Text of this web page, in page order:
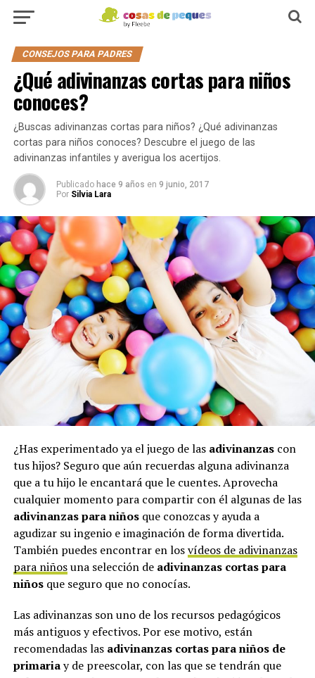
CONSEJOS PARA PADRES
¿Qué adivinanzas cortas para niños
conoces?
¿Buscas adivinanzas cortas para niños? ¿Qué adivinanzas
cortas para niños conoces? Descubre el juego de las
adivinanzas infantiles y averigua los acertijos.
Publicado hace 9 años en 9 junio, 2017
Por Silvia Lara
¿Has experimentado ya el juego de las adivinanzascon
tus hijos? Seguro que aún recuerdas alguna adivinanza
que a tu hijo le encantará que le cuentes. Aprovecha
cualquier momento para compartir con él algunas de las
adivinanzas para niñosque conozcas y ayuda a
agudizar su ingenio e imaginación de forma divertida.
También puedes encontrar en losvídeos de adivinanzas
para niñosuna selección de adivinanzas cortas para
niñosque seguro que no conocías.
Las adivinanzas son uno de los recursos pedagógicos
más antiguos y efectivos. Por ese motivo, están
recomendadas las adivinanzas cortas para niños de
primariay de preescolar, con las que se tendrán que